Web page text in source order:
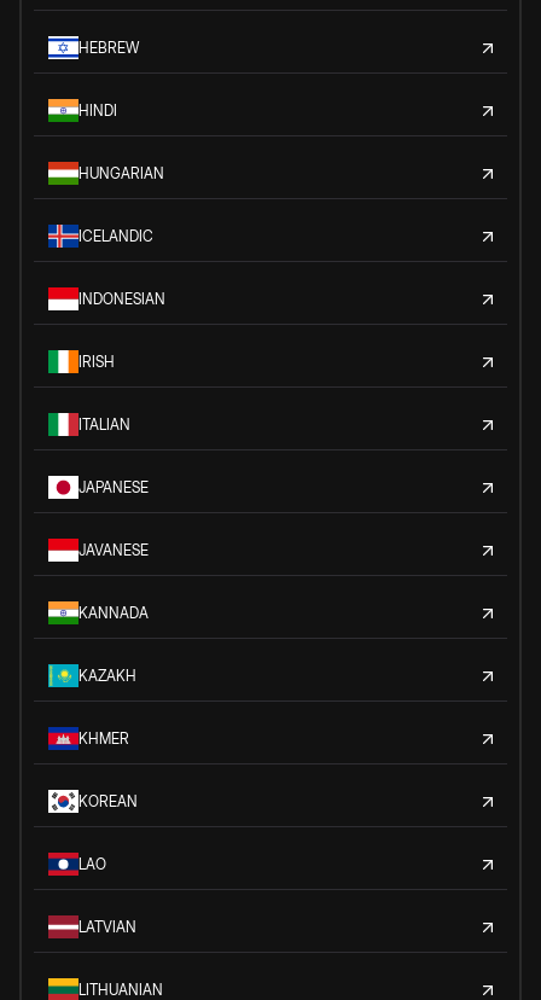
HEBREW
HINDI
HUNGARIAN
ICELANDIC
INDONESIAN
IRISH
ITALIAN
JAPANESE
JAVANESE
KANNADA
KAZAKH
KHMER
KOREAN
LAO
LATVIAN
LITHUANIAN